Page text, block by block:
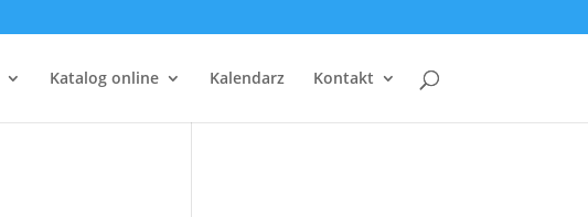
Katalog online Kalendarz Kontakt